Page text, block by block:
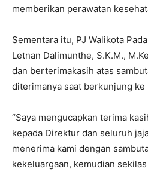
memberikan perawatan
Sementara itu, PJ Walikota
Letnan Dalimunthe, S.K.M.,
dan berterimakasih atas
diterimanya saat berkunjung ke
“Saya mengucapkan terima
kepada Direktur dan seluruh
menerima kami dengan
kekeluargaan, kemudian